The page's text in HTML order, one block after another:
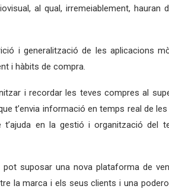
al qual, irremeiablement, hauran
i generalització de les aplicacions
i hàbits de compra.
i recordar les teves compres al
t’envia informació en temps real de
en la gestió i organització del
suposar una nova plataforma de
la marca i els seus clients i una